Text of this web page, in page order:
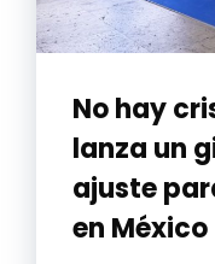
No hay
lanza un
ajuste
en México